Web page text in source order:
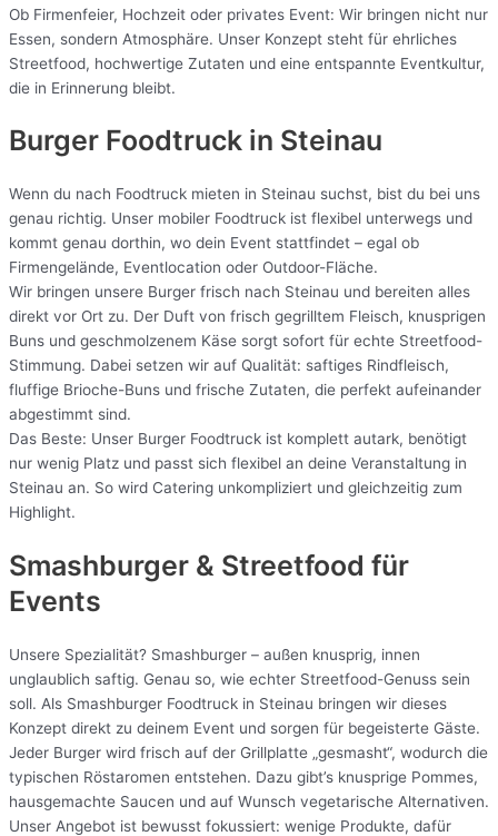
Ob Firmenfeier, Hochzeit oder privates Event: Wir bringen nicht nur
Essen, sondern Atmosphäre. Unser Konzept steht für ehrliches
Streetfood, hochwertige Zutaten und eine entspannte Eventkultur,
die in Erinnerung bleibt.
Burger Foodtruck in Steinau
Wenn du nach Foodtruck mieten in Steinau suchst, bist du bei uns
genau richtig. Unser mobiler Foodtruck ist flexibel unterwegs und
kommt genau dorthin, wo dein Event stattfindet – egal ob
Firmengelände, Eventlocation oder Outdoor-Fläche.
Wir bringen unsere Burger frisch nach Steinau und bereiten alles
direkt vor Ort zu. Der Duft von frisch gegrilltem Fleisch, knusprigen
Buns und geschmolzenem Käse sorgt sofort für echte Streetfood-
Stimmung. Dabei setzen wir auf Qualität: saftiges Rindfleisch,
fluffige Brioche-Buns und frische Zutaten, die perfekt aufeinander
abgestimmt sind.
Das Beste: Unser Burger Foodtruck ist komplett autark, benötigt
nur wenig Platz und passt sich flexibel an deine Veranstaltung in
Steinau an. So wird Catering unkompliziert und gleichzeitig zum
Highlight.
Smashburger & Streetfood für
Events
Unsere Spezialität? Smashburger – außen knusprig, innen
unglaublich saftig. Genau so, wie echter Streetfood-Genuss sein
soll. Als Smashburger Foodtruck in Steinau bringen wir dieses
Konzept direkt zu deinem Event und sorgen für begeisterte Gäste.
Jeder Burger wird frisch auf der Grillplatte „gesmasht“, wodurch die
typischen Röstaromen entstehen. Dazu gibt’s knusprige Pommes,
hausgemachte Saucen und auf Wunsch vegetarische Alternativen.
Unser Angebot ist bewusst fokussiert: wenige Produkte, dafür